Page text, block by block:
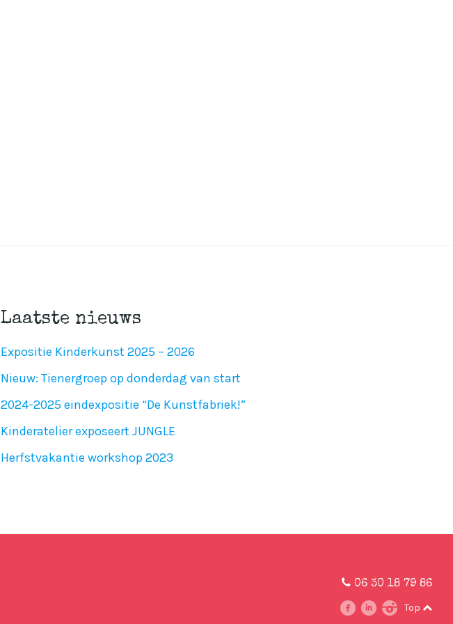
Laatste nieuws
Expositie Kinderkunst 2025 – 2026
Nieuw: Tienergroep op donderdag van start
2024-2025 eindexpositie “De Kunstfabriek!”
Kinderatelier exposeert JUNGLE
Herfstvakantie workshop 2023
06 30 18 79 86
Top